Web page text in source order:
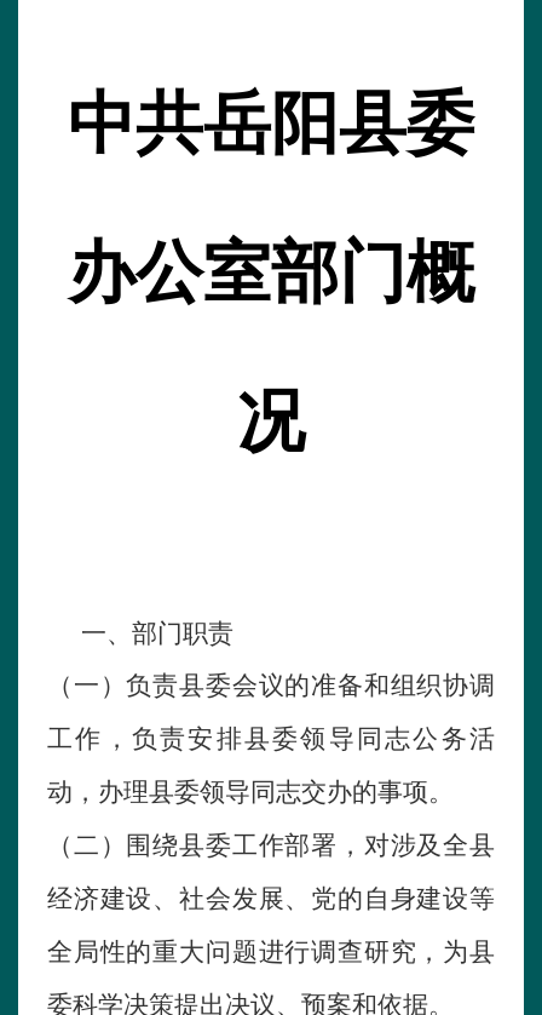
中共岳阳县委
办公室部门概
况
一、 部门职责
（一）负责县委会议的准备和组织协调
工作，负责安排县委领导同志公务活
动，办理县委领导同志交办的事项。
（二）围绕县委工作部署，对涉及全县
经济建设、社会发展、党的自身建设等
全局性的重大问题进行调查研究，为县
委科学决策提出决议、预案和依据。